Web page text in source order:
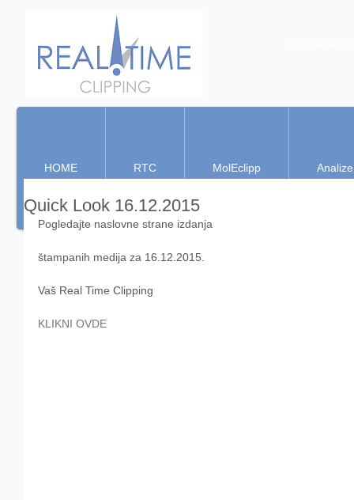
HOME RTC MolEclipp Analize
Quick Look 16.12.2015
Pogledajte naslovne strane izdanja
štampanih medija za 16.12.2015.
Vaš Real Time Clipping
KLIKNI OVDE